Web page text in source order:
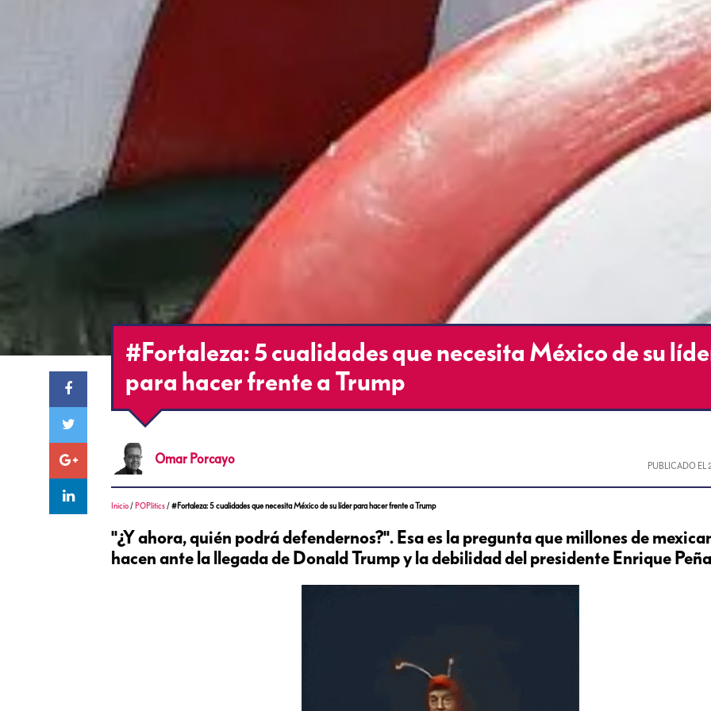
#Fortaleza: 5 cualidades que necesita México de su
para hacer frente a Trump
Omar Porcayo PUBLICADO EL
Inicio / POPlitics /#Fortaleza: 5 cualidades que necesita México de su líder para hacer frente a Trump
"¿Y ahora, quién podrá defendernos?". Esa es la pregunta que millones de
hacen ante la llegada de Donald Trump y la debilidad del presidente Enrique